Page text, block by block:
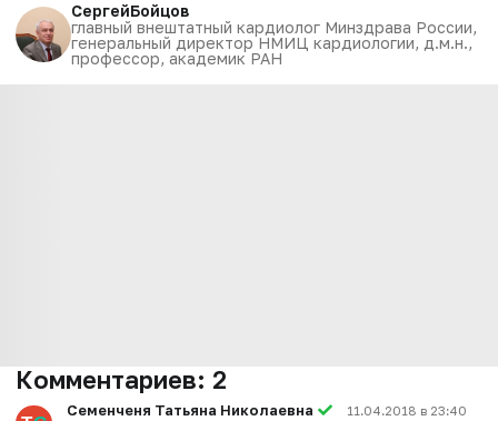
СергейБойцов
главный внештатный кардиолог Минздрава России,
генеральный директор НМИЦ кардиологии, д.м.н.,
профессор, академик РАН
Комментариев: 2
Семенченя Татьяна Николаевна 11.04.2018 в 23:40